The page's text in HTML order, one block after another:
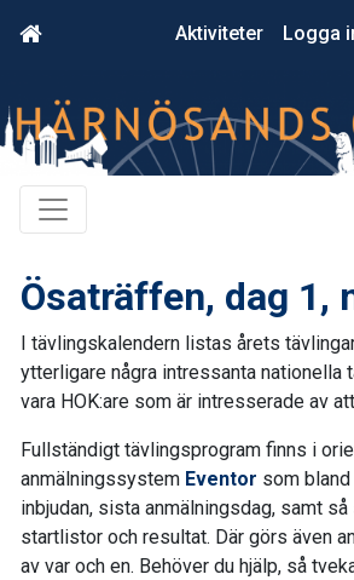
Aktiviteter Logga
Ösaträffen, dag 1,
I tävlingskalendern listas årets
ytterligare några intressanta nationella
vara HOK:are som är intresserade av
Fullständigt tävlingsprogram finns i
anmälningssystem Eventor som
inbjudan, sista anmälningsdag, samt
startlistor och resultat. Där görs även
av var och en. Behöver du hjälp, så